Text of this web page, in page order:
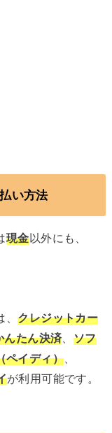
い方法
現金以外にも、
、クレジットカー
んたん決済
ソフ
ペイディ）
が利用可能です。